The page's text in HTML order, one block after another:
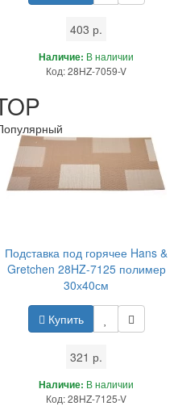
403 р.
Наличие: В наличии
Код: 28HZ-7059-V
Подставка под горячее Hans &
Gretchen 28HZ-7125 полимер
30х40см
Купить
321 р.
Наличие: В наличии
Код: 28HZ-7125-V